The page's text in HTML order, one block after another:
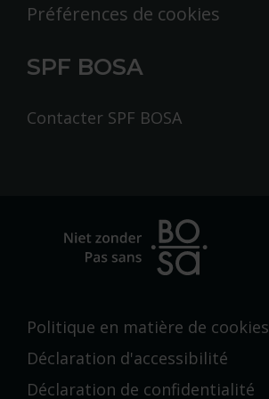
Préférences de cookies
SPF BOSA
Contacter SPF BOSA
Politique en matière de cookies
Déclaration d'accessibilité
Déclaration de confidentialité